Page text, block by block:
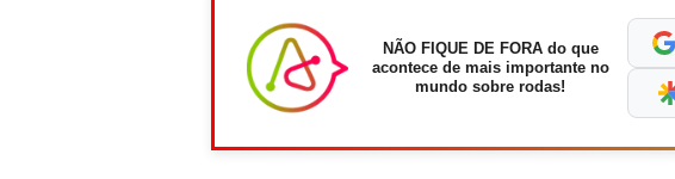
NÃO FIQUE DE FORA do que
acontece de mais importante no
mundo sobre rodas!